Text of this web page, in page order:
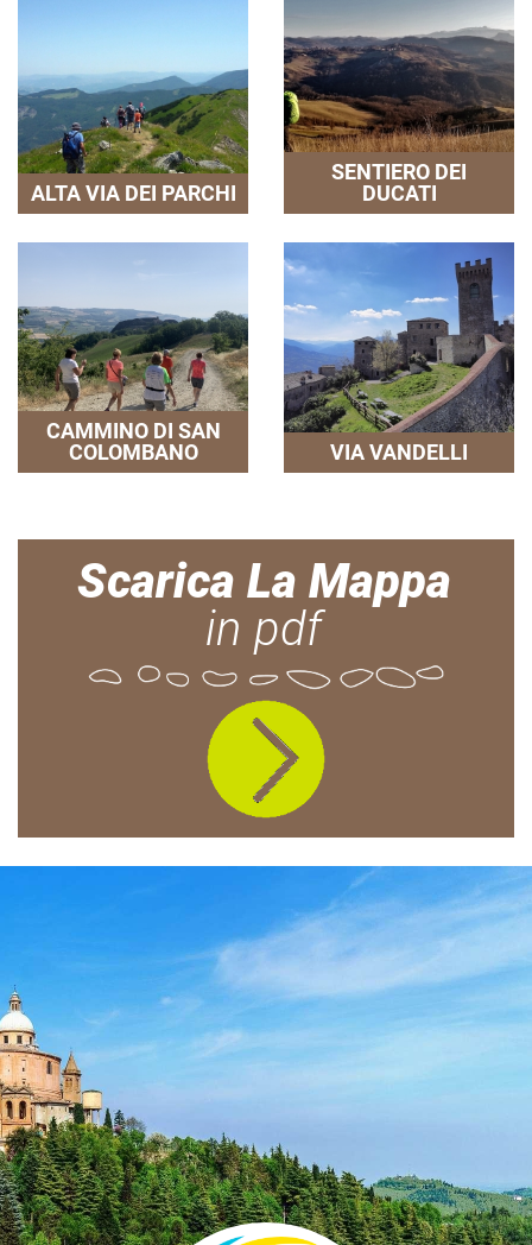
ALTA VIA DEI PARCHI
SENTIERO DEI
DUCATI
CAMMINO DI SAN
COLOMBANO
VIA VANDELLI
Scarica La Mappa
in pdf